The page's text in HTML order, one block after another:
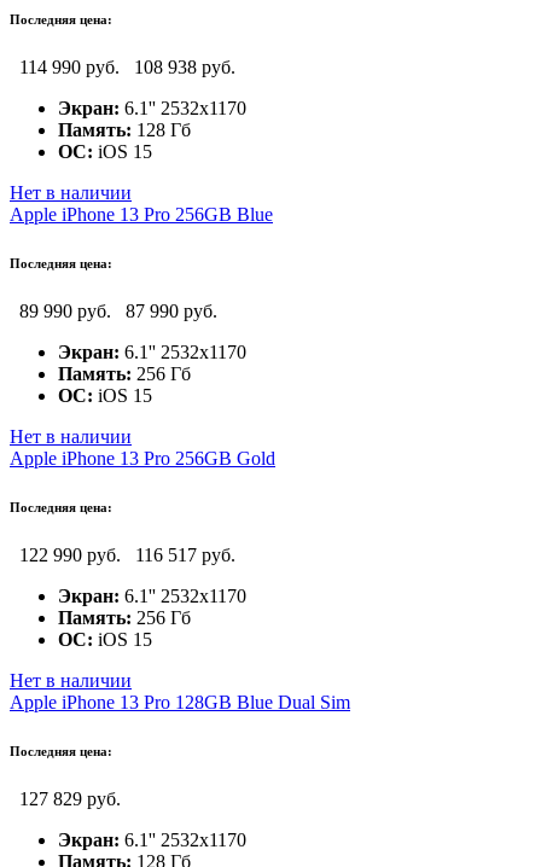
Последняя цена:
114 990 руб.
108 938 руб.
Экран: 6.1'' 2532x1170
Память: 128 Гб
ОС: iOS 15
Нет в наличии
Apple iPhone 13 Pro 256GB Blue
Последняя цена:
89 990 руб.
87 990 руб.
Экран: 6.1'' 2532x1170
Память: 256 Гб
ОС: iOS 15
Нет в наличии
Apple iPhone 13 Pro 256GB Gold
Последняя цена:
122 990 руб.
116 517 руб.
Экран: 6.1'' 2532x1170
Память: 256 Гб
ОС: iOS 15
Нет в наличии
Apple iPhone 13 Pro 128GB Blue Dual Sim
Последняя цена:
127 829 руб.
Экран: 6.1'' 2532x1170
Память: 128 Гб